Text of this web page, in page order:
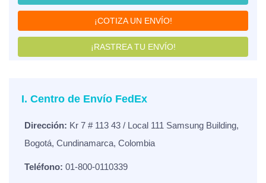
¡COTIZA UN ENVÍO!
¡RASTREA TU ENVÍO!
I. Centro de Envío FedEx
Dirección: Kr 7 # 113 43 / Local 111 Samsung Building,
Bogotá, Cundinamarca, Colombia
Teléfono: 01-800-0110339